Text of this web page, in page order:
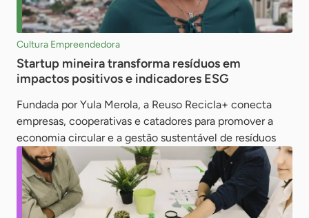
Cultura Empreendedora
Startup mineira transforma resíduos em
impactos positivos e indicadores ESG
Fundada por Yula Merola, a Reuso Recicla+ conecta
empresas, cooperativas e catadores para promover a
economia circular e a gestão sustentável de resíduos